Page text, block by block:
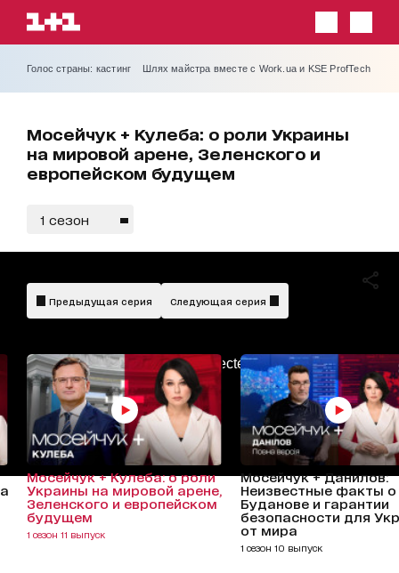
Голос страны: кастинг Шлях майстра вместе с Work.ua и KSE ProfTech
Мосейчук + Кулеба: о роли Украины
на мировой арене, Зеленского и
европейском будущем
1 сезон
AdBlockDetected!
Предыдущая серия Следующая серия
Мосейчук + Кулеба: о роли
Украины на мировой арене,
Зеленского и европейском
будущем
1 сезон 11 выпуск
Мосейчук + Данилов:
Неизвестные факты о
Буданове и гарантии
безопасности для
от мира
1 сезон 10 выпуск